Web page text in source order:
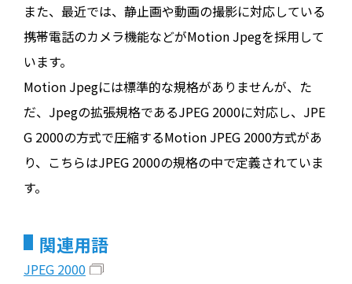
また、最近では、静止画や動画の撮影に対応している
携帯電話のカメラ機能などがMotion Jpegを採用して
います。
Motion Jpegには標準的な規格がありませんが、た
だ、Jpegの拡張規格であるJPEG 2000に対応し、JPE
G 2000の方式で圧縮するMotion JPEG 2000方式があ
り、こちらはJPEG 2000の規格の中で定義されていま
す。
関連用語
JPEG 2000